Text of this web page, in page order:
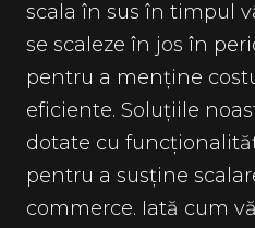
scala în sus în timpul
se scaleze în jos în
pentru a menține
eficiente. Soluțiile
dotate cu
pentru a susține
commerce. Iată cum